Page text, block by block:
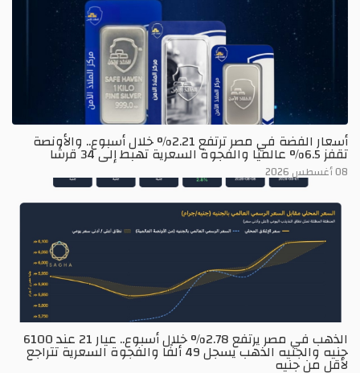
أسعار الفضة في مصر ترتفع 2.21% خلال أسبوع.. والأونصة
تقفز 6.5% عالميًا والفجوة السعرية تهبط إلى 34 قرشًا
08 أغسطس 2026
الذهب في مصر يرتفع 2.78% خلال أسبوع.. عيار 21 عند 6100
جنيه والجنيه الذهب يسجل 49 ألفًا والفجوة السعرية تتراجع
لأقل من جنيه